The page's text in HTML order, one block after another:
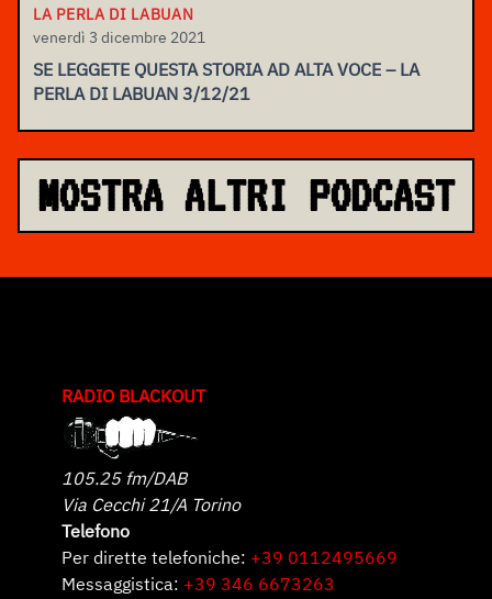
LA PERLA DI LABUAN
venerdì 3 dicembre 2021
SE LEGGETE QUESTA STORIA AD ALTA VOCE – LA
PERLA DI LABUAN 3/12/21
MOSTRA ALTRI PODCAST
RADIO BLACKOUT
105.25 fm/DAB
Via Cecchi 21/A Torino
Telefono
Per dirette telefoniche: +39 0112495669
Messaggistica: +39 346 6673263